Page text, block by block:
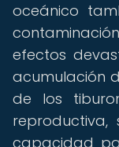
oceánico
efectos
acumulación
de los
reproductiva,
capacidad